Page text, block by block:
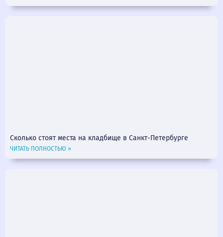
Сколько стоят места на кладбище в Санкт-Петербурге
ЧИТАТЬ ПОЛНОСТЬЮ »